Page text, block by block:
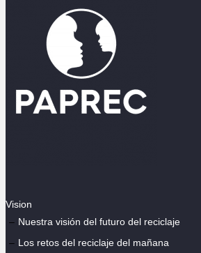
Vision
Nuestra visión del futuro del reciclaje
Los retos del reciclaje del mañana